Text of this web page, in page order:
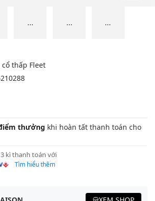
... ... ...
thấp Fleet
thưởng khi hoàn tất thanh toán cho
kì thanh toán với
Tìm hiểu thêm